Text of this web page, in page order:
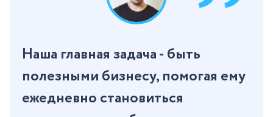
Наша главная задача - быть
полезными бизнесу, помогая ему
ежедневно становиться